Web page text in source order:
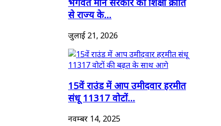
से राज्य के...
जुलाई 21, 2026
15वें राउंड में आप उमीदवार हरमीत
संधू 11317 वोटों...
नवम्बर 14, 2025